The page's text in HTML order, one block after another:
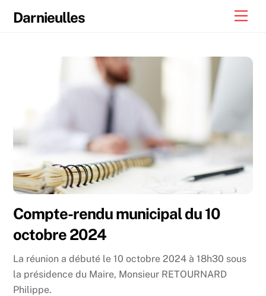
Darnieulles
Compte-rendu municipal du 10
octobre 2024
La réunion a débuté le 10 octobre 2024 à 18h30 sous
la présidence du Maire, Monsieur RETOURNARD
Philippe.